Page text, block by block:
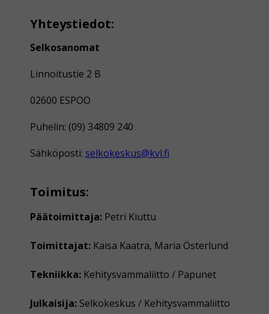
Yhteystiedot:
Selkosanomat
Linnoitustie 2 B
02600 ESPOO
Puhelin: (09) 34809 240
Sähköposti: selkokeskus@kvl.fi
Toimitus:
Päätoimittaja: Petri Kiuttu
Toimittajat: Kaisa Kaatra, Maria Österlund
Tekniikka: Kehitysvammaliitto / Papunet
Julkaisija: Selkokeskus / Kehitysvammaliitto